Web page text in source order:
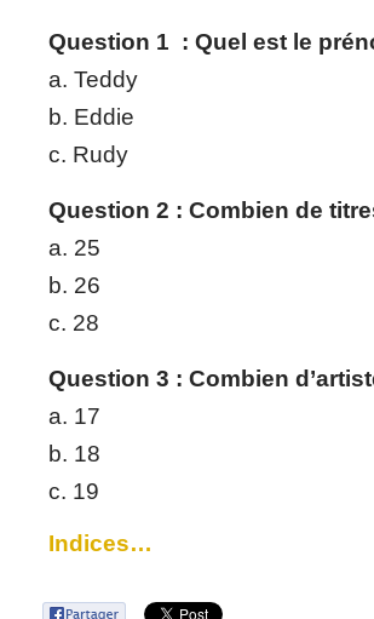
Question 1 : Quel est le
a. Teddy
b. Eddie
c. Rudy
Question 2 : Combien de
a. 25
b. 26
c. 28
Question 3 : Combien
a. 17
b. 18
c. 19
Indices…